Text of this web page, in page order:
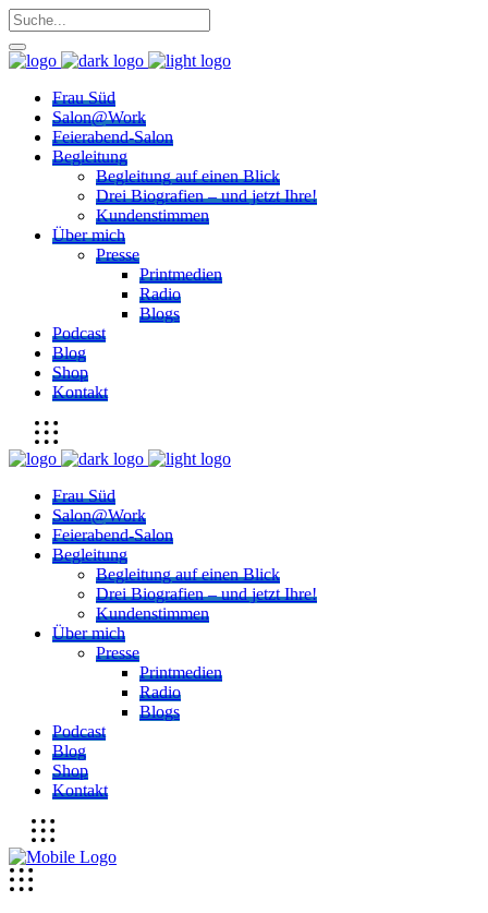
Frau Süd
Salon@Work
Feierabend-Salon
Begleitung
Begleitung auf einen Blick
Drei Biografien – und jetzt Ihre!
Kundenstimmen
Über mich
Presse
Printmedien
Radio
Blogs
Podcast
Blog
Shop
Kontakt
Frau Süd
Salon@Work
Feierabend-Salon
Begleitung
Begleitung auf einen Blick
Drei Biografien – und jetzt Ihre!
Kundenstimmen
Über mich
Presse
Printmedien
Radio
Blogs
Podcast
Blog
Shop
Kontakt